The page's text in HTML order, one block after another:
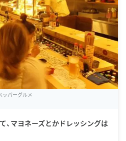
ッパーグルメ
、マヨネーズとかドレッシングは